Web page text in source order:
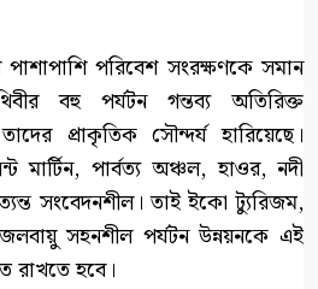
পরিবেশ সংরক্ষণকে সমান
বহু পর্যটন গন্তব্য অতিরিক্ত
প্রাকৃতিক সৌন্দর্য হারিয়েছে।
মার্টিন, পার্বত্য অঞ্চল, হাওর, নদী
সংবেদনশীল। তাই ইকো ট্যুরিজম,
সহনশীল পর্যটন উন্নয়নকে এই
রাখতে হবে।